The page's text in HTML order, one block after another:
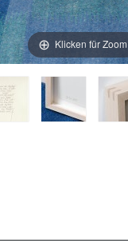
Klicken für Zoom